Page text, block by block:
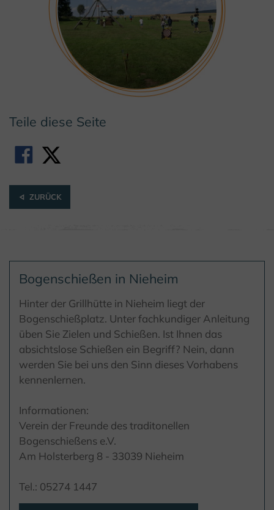
Teile diese Seite
ZURÜCK
Bogenschießen in Nieheim
Hinter der Grillhütte in Nieheim liegt der
Bogenschießplatz. Unter fachkundiger Anleitung
üben Sie Zielen und Schießen. Ist Ihnen das
absichtslose Schießen ein Begriff? Nein, dann
werden Sie bei uns den Sinn dieses Vorhabens
kennenlernen.
Informationen:
Verein der Freunde des traditonellen
Bogenschießens e.V.
Am Holsterberg 8 - 33039 Nieheim
Tel.: 05274 1447